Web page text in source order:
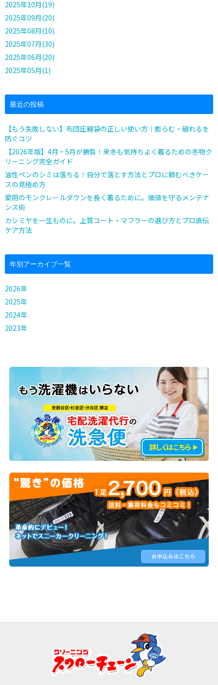
2025年10月(19)
2025年09月(20)
2025年08月(10)
2025年07月(30)
2025年06月(20)
2025年05月(1)
最近の投稿
【もう失敗しない】布団圧縮袋の正しい使い方｜膨らむ・破れるを
防ぐコツ
【2026年版】4月・5月が勝負！来冬も気持ちよく着るための冬物ク
リーニング完全ガイド
油性ペンのシミは落ちる！自分で落とす方法とプロに頼むべきケー
スの見極め方
愛用のモンクレールダウンを長く着るために。価値を守るメンテナ
ンス術
カシミヤを一生ものに。上質コート・マフラーの選び方とプロ直伝
ケア方法
年別アーカイブ一覧
2026年
2025年
2024年
2023年